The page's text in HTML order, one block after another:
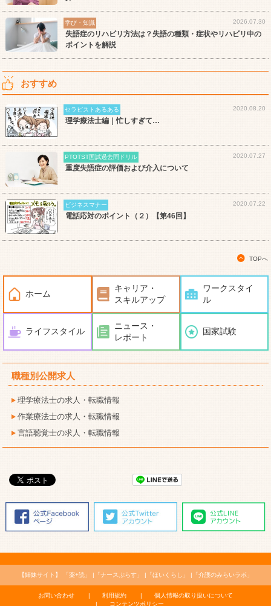
学び・知識 2026.07.30
失語症のリハビリ方法は？失語の種類・症状やリハビリ中の
ポイントを解説
おすすめ
セラピストあるある 2020.08.20
理学療法士編｜忙しすぎて…
PTOTST国試過去問ドリル 2020.07.27
重度失語症の評価および介入について
ビジネスマナー 2020.07.22
電話応対のポイント（２）【第46回】
TOPへ
ホーム
キャリア・
スキルアップ
ワークスタイ
ル
ライフスタイル
ニュース・
レポート
国家試験
職種別公開求人
理学療法士の求人・転職情報
作業療法士の求人・転職情報
言語聴覚士の求人・転職情報
【姉妹サイト】 「薬+読」 「ナースぷらす」 「ほいくらし」 「介護のみらいラボ」
お問い合わせ 利用規約
個人情報の取り扱いについて
コンテンツポリシー